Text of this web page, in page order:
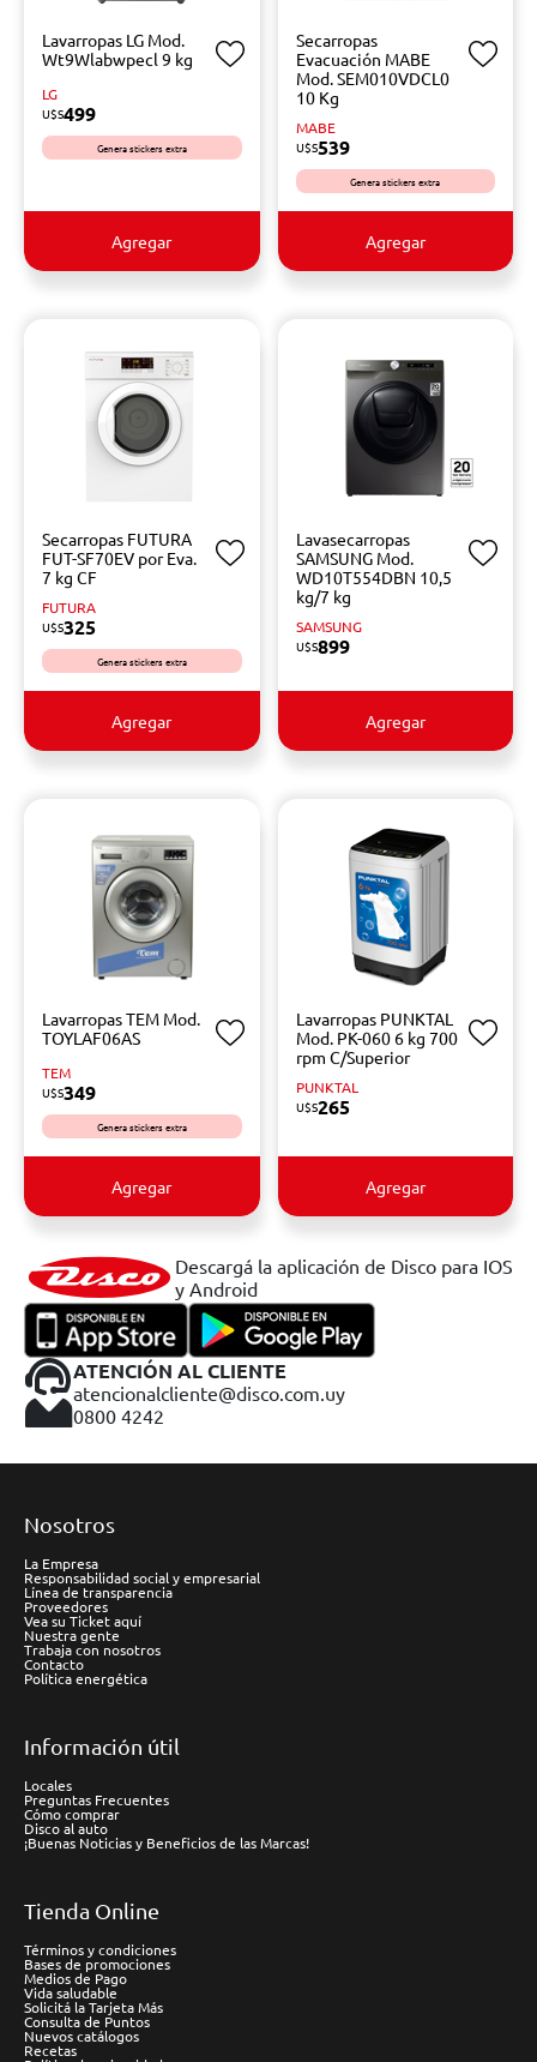
Lavarropas LG Mod.
Wt9Wlabwpecl 9 kg
LG
U$S499
Genera stickers extra
Agregar
Secarropas
Evacuación MABE
Mod. SEM010VDCL0
10 Kg
MABE
U$S539
Genera stickers extra
Agregar
Secarropas FUTURA
FUT-SF70EV por Eva.
7 kg CF
FUTURA
U$S325
Genera stickers extra
Agregar
Lavasecarropas
SAMSUNG Mod.
WD10T554DBN 10,5
kg/7 kg
SAMSUNG
U$S899
Agregar
Lavarropas TEM Mod.
TOYLAF06AS
TEM
U$S349
Genera stickers extra
Agregar
Lavarropas PUNKTAL
Mod. PK-060 6 kg 700
rpm C/Superior
PUNKTAL
U$S265
Agregar
Descargá la aplicación de Disco para IOS
y Android
ATENCIÓN AL CLIENTE
atencionalcliente@disco.com.uy
0800 4242
Nosotros
La Empresa
Responsabilidad social y empresarial
Línea de transparencia
Proveedores
Vea su Ticket aquí
Nuestra gente
Trabaja con nosotros
Contacto
Política energética
Información útil
Locales
Preguntas Frecuentes
Cómo comprar
Disco al auto
¡Buenas Noticias y Beneficios de las Marcas!
Tienda Online
Términos y condiciones
Bases de promociones
Medios de Pago
Vida saludable
Solicitá la Tarjeta Más
Consulta de Puntos
Nuevos catálogos
Recetas